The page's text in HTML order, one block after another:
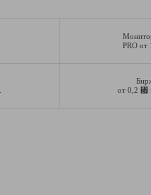
PRO
от 0,2 ⃏